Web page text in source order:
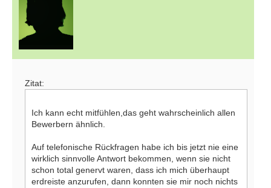
Zitat:
Ich kann echt mitfühlen,das geht wahrscheinlich allen
Bewerbern ähnlich.
Auf telefonische Rückfragen habe ich bis jetzt nie eine
wirklich sinnvolle Antwort bekommen, wenn sie nicht
schon total genervt waren, dass ich mich überhaupt
erdreiste anzurufen, dann konnten sie mir noch nichts